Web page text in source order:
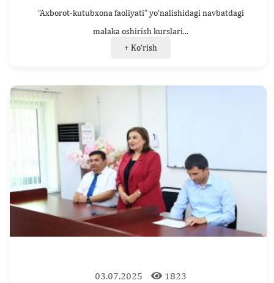
“Axborot-kutubxona faoliyati” yo‘nalishidagi navbatdagi
malaka oshirish kurslari...
+ Ko‘rish
03.07.2025 1823